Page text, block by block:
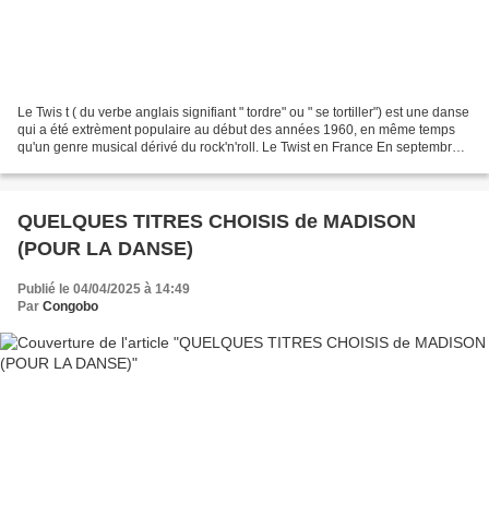
Le Twis t ( du verbe anglais signifiant " tordre" ou " se tortiller") est une danse
qui a été extrèment populaire au début des années 1960, en même temps
qu'un genre musical dérivé du rock'n'roll. Le Twist en France En septembre
QUELQUES TITRES CHOISIS de MADISON
(POUR LA DANSE)
Publié le 04/04/2025 à 14:49
Par Congobo